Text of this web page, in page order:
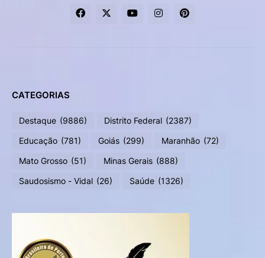
CATEGORIAS
Destaque (9886) Distrito Federal (2387)
Educação (781) Goiás (299) Maranhão (72)
Mato Grosso (51) Minas Gerais (888)
Saudosismo - Vidal (26) Saúde (1326)